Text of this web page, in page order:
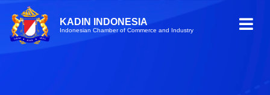
KADIN INDONESIA
Indonesian Chamber of Commerce and Industry